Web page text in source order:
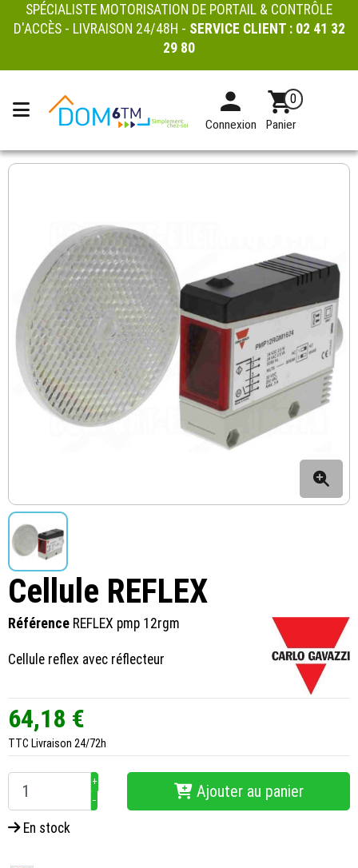
SPÉCIALISTE MOTORISATION DE PORTAIL & CONTRÔLE
D'ACCÈS - LIVRAISON 24/48H - SERVICE CLIENT : 02 41 32
29 80
Connexion
0
Panier
Cellule REFLEX
Référence REFLEX pmp 12rgm
Cellule reflex avec réflecteur
64,18 €
TTC Livraison 24/72h
+
−
Ajouter au panier
En stock